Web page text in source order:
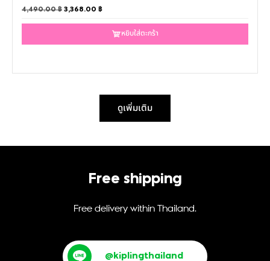
4,490.00฿ 3,368.00 ฿
หยิบใส่ตะกร้า
ดูเพิ่มเติม
Free shipping
Free delivery within Thailand.
@kiplingthailand